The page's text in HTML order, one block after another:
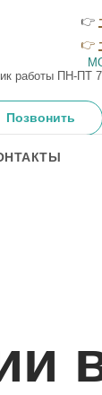
👉
👉
работы ПН-ПТ
Позвонить